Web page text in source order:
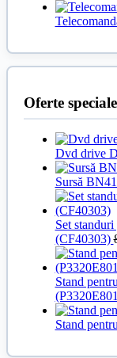
Oferte speciale
Dvd drive
Sursă
Set
(CF40303)
Stand
Stand